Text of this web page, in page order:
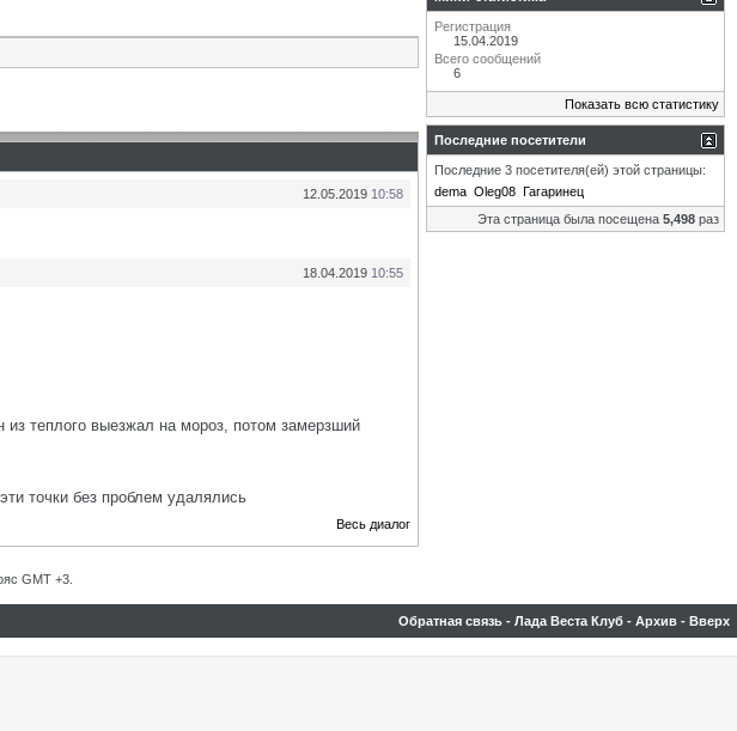
12.05.2019 10:58
18.04.2019 10:55
теплого выезжал на мороз, потом замерзший
точки без проблем удалялись
Весь диалог
Регистрация
15.04.2019
Всего сообщений
6
Показать всю статистику
Последние посетители
Последние 3 посетителя(ей) этой страницы:
dema Oleg08 Гагаринец
Эта страница была посещена 5,498 раз
GMT +3.
Обратная связь - Лада Веста Клуб - Архив - Вверх